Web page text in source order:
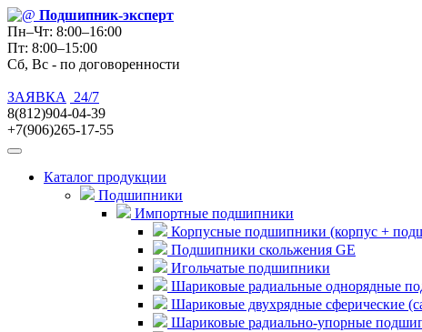
Подшипник-эксперт
Пн–Чт: 8:00–16:00
Пт: 8:00–15:00
Сб, Вс - по договоренности
ЗАЯВКА
24/7
8(812)904-04-39
+7(906)265-17-55
Каталог продукции
Подшипники
Импортные подшипники
Корпусные подшипники (корпус +
Подшипники скольжения GE
Игольчатые подшипники
Шариковые радиальные однорядные
Шариковые двухрядные сферические
Шариковые радиально-упорные